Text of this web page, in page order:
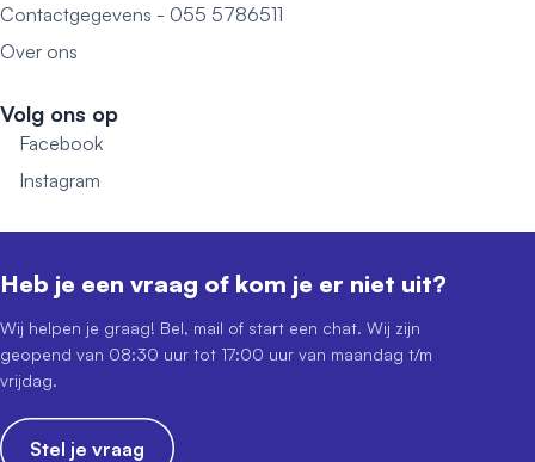
Contactgegevens - 055 5786511
Over ons
Volg ons op
Facebook
Instagram
Heb je een vraag of kom je er niet uit?
Wij helpen je graag! Bel, mail of start een chat. Wij zijn
geopend van 08:30 uur tot 17:00 uur van maandag t/m
vrijdag.
Stel je vraag